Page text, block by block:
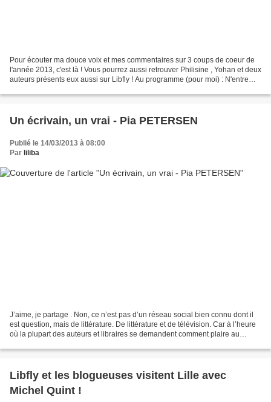
Pour écouter ma douce voix et mes commentaires sur 3 coups de coeur de
l'année 2013, c'est là ! Vous pourrez aussi retrouver Philisine , Yohan et deux
auteurs présents eux aussi sur Libfly ! Au programme (pour moi) : N'entre
Un écrivain, un vrai - Pia PETERSEN
Publié le 14/03/2013 à 08:00
Par liliba
J’aime, je partage . Non, ce n’est pas d’un réseau social bien connu dont il
est question, mais de littérature. De littérature et de télévision. Car à l’heure
où la plupart des auteurs et libraires se demandent comment plaire au
Libfly et les blogueuses visitent Lille avec
Michel Quint !